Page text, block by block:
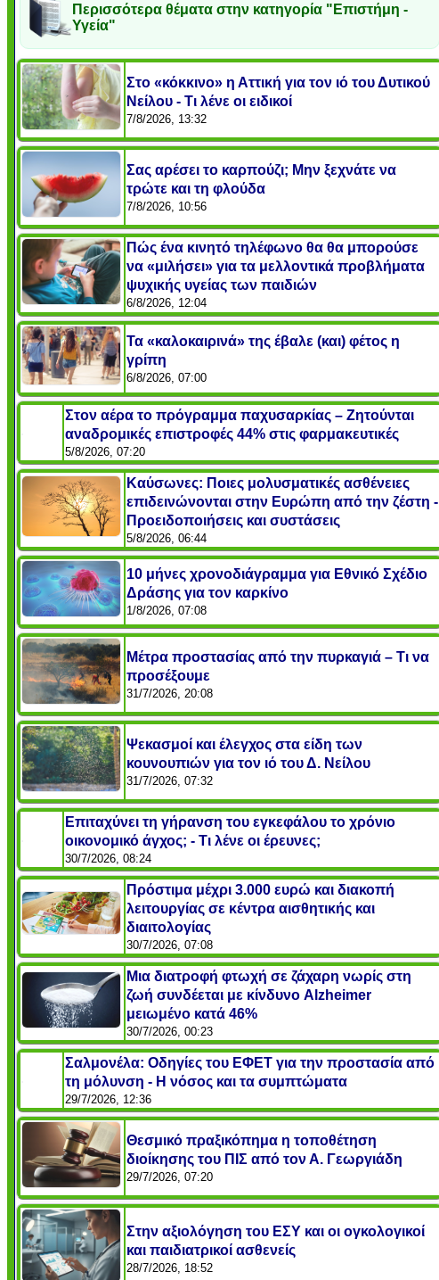
Περισσότερα θέματα στην κατηγορία "Επιστήμη -
Υγεία"
Στο «κόκκινο» η Αττική για τον ιό του Δυτικού
Νείλου - Τι λένε οι ειδικοί
7/8/2026, 13:32
Σας αρέσει το καρπούζι; Μην ξεχνάτε να
τρώτε και τη φλούδα
7/8/2026, 10:56
Πώς ένα κινητό τηλέφωνο θα θα μπορούσε
να «μιλήσει» για τα μελλοντικά προβλήματα
ψυχικής υγείας των παιδιών
6/8/2026, 12:04
Τα «καλοκαιρινά» της έβαλε (και) φέτος η
γρίπη
6/8/2026, 07:00
Στον αέρα το πρόγραμμα παχυσαρκίας – Ζητούνται
αναδρομικές επιστροφές 44% στις φαρμακευτικές
5/8/2026, 07:20
Καύσωνες: Ποιες μολυσματικές ασθένειες
επιδεινώνονται στην Ευρώπη από την ζέστη -
Προειδοποιήσεις και συστάσεις
5/8/2026, 06:44
10 μήνες χρονοδιάγραμμα για Εθνικό Σχέδιο
Δράσης για τον καρκίνο
1/8/2026, 07:08
Μέτρα προστασίας από την πυρκαγιά – Τι να
προσέξουμε
31/7/2026, 20:08
Ψεκασμοί και έλεγχος στα είδη των
κουνουπιών για τον ιό του Δ. Νείλου
31/7/2026, 07:32
Επιταχύνει τη γήρανση του εγκεφάλου το χρόνιο
οικονομικό άγχος; - Τι λένε οι έρευνες;
30/7/2026, 08:24
Πρόστιμα μέχρι 3.000 ευρώ και διακοπή
λειτουργίας σε κέντρα αισθητικής και
διαιτολογίας
30/7/2026, 07:08
Μια διατροφή φτωχή σε ζάχαρη νωρίς στη
ζωή συνδέεται με κίνδυνο Alzheimer
μειωμένο κατά 46%
30/7/2026, 00:23
Σαλμονέλα: Οδηγίες του ΕΦΕΤ για την προστασία από
τη μόλυνση - Η νόσος και τα συμπτώματα
29/7/2026, 12:36
Θεσμικό πραξικόπημα η τοποθέτηση
διοίκησης του ΠΙΣ από τον Α. Γεωργιάδη
29/7/2026, 07:20
Στην αξιολόγηση του ΕΣΥ και οι ογκολογικοί
και παιδιατρικοί ασθενείς
28/7/2026, 18:52